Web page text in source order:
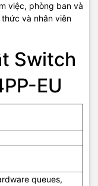
việc, phòng ban và
và nhân viên
Switch
EU
queues,